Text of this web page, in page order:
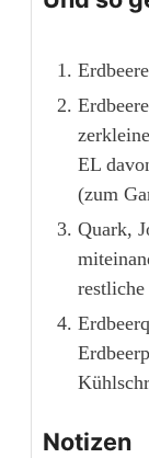
EL
(zum
Quark,
restliche
Notizen